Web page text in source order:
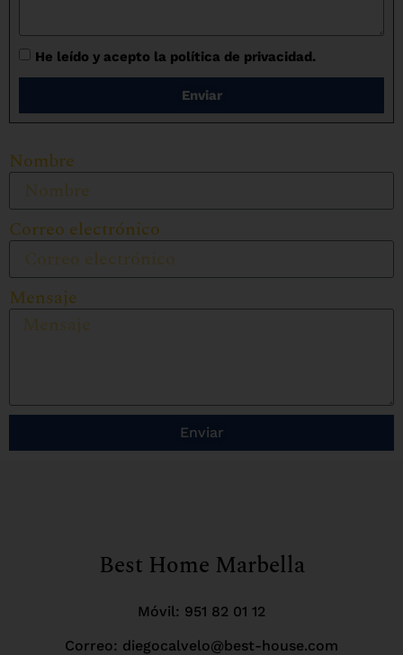
He leído y acepto la política de privacidad.
Enviar
Nombre
Correo electrónico
Mensaje
Enviar
Best Home Marbella
Móvil: 951 82 01 12
Correo: diegocalvelo@best-house.com